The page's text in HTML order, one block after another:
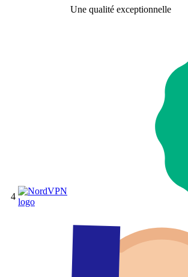
Une qualité exceptionnelle
4